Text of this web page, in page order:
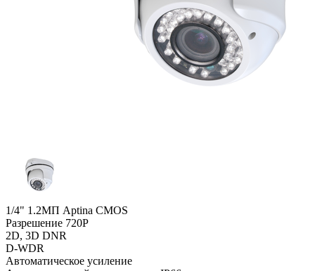
1/4" 1.2МП Aptina CMOS
Разрешение 720P
2D, 3D DNR
D-WDR
Автоматическое усиление